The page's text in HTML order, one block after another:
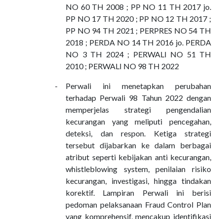
NO 60 TH 2008 ; PP NO 11 TH 2017 jo.
PP NO 17 TH 2020 ; PP NO 12 TH 2017 ;
PP NO 94 TH 2021 ; PERPRES NO 54 TH
2018 ; PERDA NO 14 TH 2016 jo. PERDA
NO 3 TH 2024 ; PERWALI NO 51 TH
2010 ; PERWALI NO 98 TH 2022
-
Perwali ini menetapkan perubahan
terhadap Perwali 98 Tahun 2022 dengan
memperjelas strategi pengendalian
kecurangan yang meliputi pencegahan,
deteksi, dan respon. Ketiga strategi
tersebut dijabarkan ke dalam berbagai
atribut seperti kebijakan anti kecurangan,
whistleblowing system, penilaian risiko
kecurangan, investigasi, hingga tindakan
korektif. Lampiran Perwali ini berisi
pedoman pelaksanaan Fraud Control Plan
yang komprehensif, mencakup identifikasi